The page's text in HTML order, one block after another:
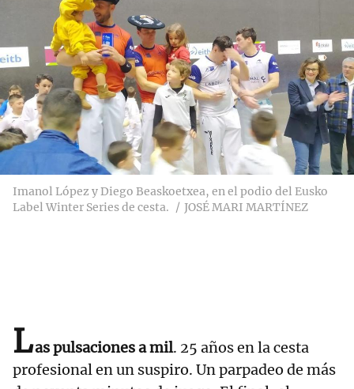
Imanol López y Diego Beaskoetxea, en el podio del Eusko
Label Winter Series de cesta.
JOSÉ MARI MARTÍNEZ
Las pulsaciones a mil. 25 años en la cesta
profesional en un suspiro. Un parpadeo de más